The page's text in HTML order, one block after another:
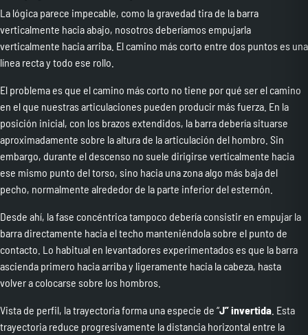
La lógica parece impecable, como la gravedad tira de la barra
verticalmente hacia abajo, nosotros deberíamos empujarla
verticalmente hacia arriba. El camino más corto entre dos puntos es una
línea recta y todo ese rollo.
El problema es que el camino más corto no tiene por qué ser el camino
en el que nuestras articulaciones pueden producir más fuerza. En la
posición inicial, con los brazos extendidos, la barra debería situarse
aproximadamente sobre la altura de la articulación del hombro. Sin
embargo, durante el descenso no suele dirigirse verticalmente hacia
ese mismo punto del torso, sino hacia una zona algo más baja del
pecho, normalmente alrededor de la parte inferior del esternón.
Desde ahí, la fase concéntrica tampoco debería consistir en empujar la
barra directamente hacia el techo manteniéndola sobre el punto de
contacto. Lo habitual en levantadores experimentados es que la barra
ascienda primero hacia arriba y ligeramente hacia la cabeza, hasta
volver a colocarse sobre los hombros.
Vista de perfil, la trayectoria forma una especie de “J” invertida . Esta
trayectoria reduce progresivamente la distancia horizontal entre la